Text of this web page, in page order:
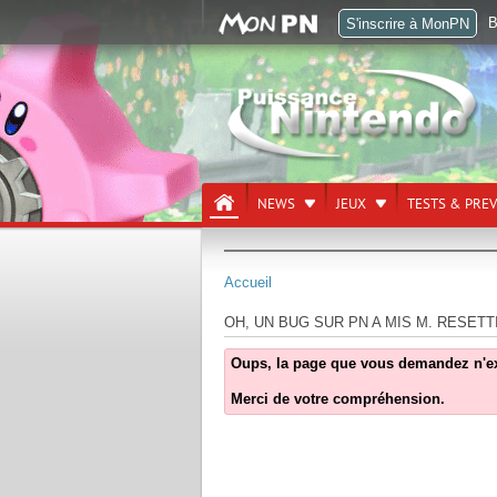
NEWS JEUX TESTS &
Accueil
OH, UN BUG SUR PN A MIS M.
Oups, la page que vous demandez
Merci de votre compréhension.
S'inscrire à MonPN